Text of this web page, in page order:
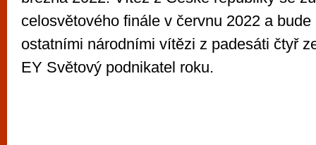
celosvětového finále v červnu 2022 a
ostatními národními vítězi z padesáti čtyř
EY Světový podnikatel roku.